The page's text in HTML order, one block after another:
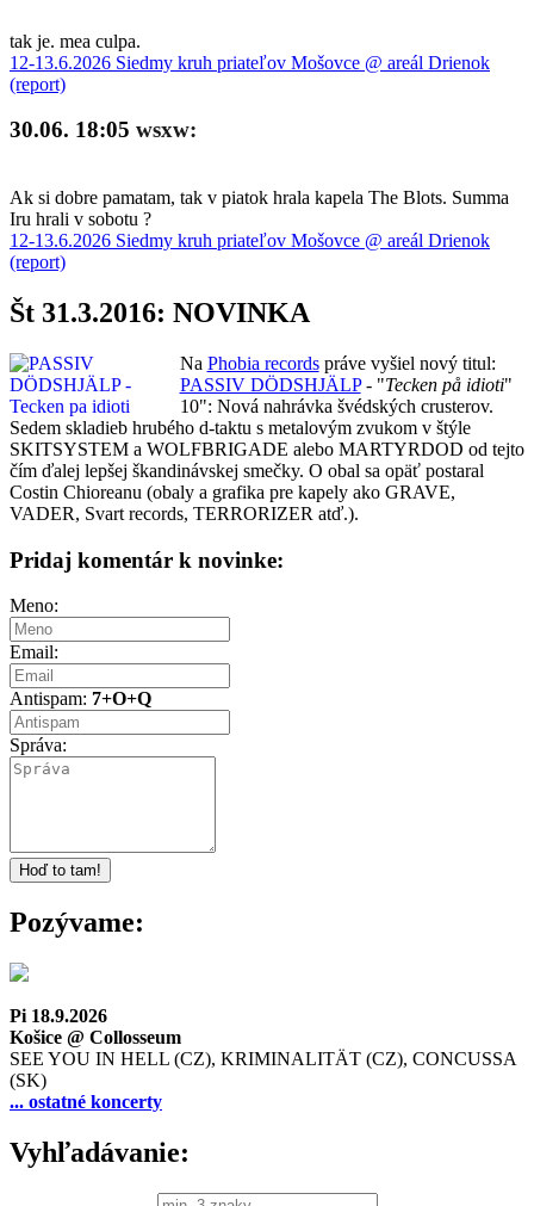
tak je. mea culpa.
12-13.6.2026 Siedmy kruh priateľov Mošovce @ areál Drienok
(report)
30.06. 18:05 wsxw:
Ak si dobre pamatam, tak v piatok hrala kapela The Blots. Summa
Iru hrali v sobotu ?
12-13.6.2026 Siedmy kruh priateľov Mošovce @ areál Drienok
(report)
Št 31.3.2016: NOVINKA
Na Phobia recordspráve vyšiel nový titul:
PASSIV DÖDSHJÄLP- "Tecken på idioti"
10": Nová nahrávka švédských crusterov.
Sedem skladieb hrubého d-taktu s metalovým zvukom v štýle
SKITSYSTEM a WOLFBRIGADE alebo MARTYRDOD od tejto
čím ďalej lepšej škandinávskej smečky. O obal sa opäť postaral
Costin Chioreanu (obaly a grafika pre kapely ako GRAVE,
VADER, Svart records, TERRORIZER atď.).
Pridaj komentár k novinke:
Meno:
Email:
Antispam: 7+O+Q
Správa:
Pozývame:
Pi 18.9.2026
Košice @ Collosseum
SEE YOU IN HELL (CZ), KRIMINALITÄT (CZ), CONCUSSA
(SK)
... ostatné koncerty
Vyhľadávanie: